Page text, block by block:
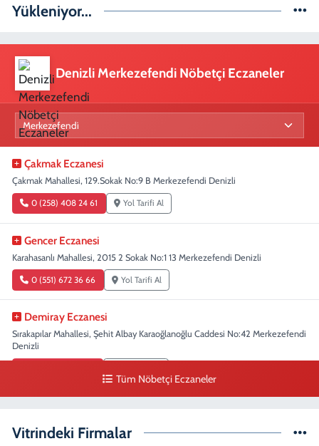
Yükleniyor...
Denizli Merkezefendi Nöbetçi Eczaneler
Çakmak Eczanesi
Çakmak Mahallesi, 129.Sokak No:9 B Merkezefendi Denizli
0 (258) 408 24 61 Yol Tarifi Al
Gencer Eczanesi
Karahasanlı Mahallesi, 2015 2 Sokak No:1 13 Merkezefendi Denizli
0 (551) 672 36 66 Yol Tarifi Al
Demiray Eczanesi
Sırakapılar Mahallesi, Şehit Albay Karaoğlanoğlu Caddesi No:42 Merkezefendi
Denizli
Denizli
Tüm Nöbetçi Eczaneler
Vitrindeki Firmalar